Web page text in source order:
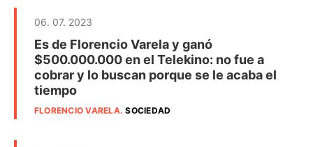
06. 07. 2023
Es de Florencio Varela y ganó
$500.000.000 en el Telekino: no fue a
cobrar y lo buscan porque se le acaba el
tiempo
FLORENCIO VARELA.SOCIEDAD